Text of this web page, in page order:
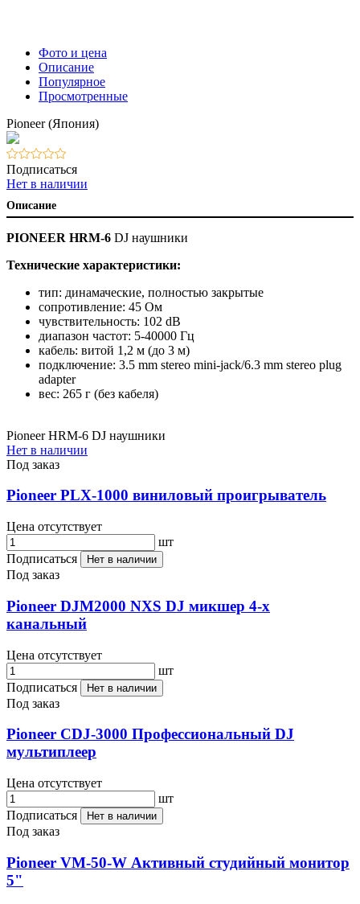
Фото и цена
Описание
Популярное
Просмотренные
Pioneer (Япония)
Подписаться
Нет в наличии
Описание
PIONEER HRM-6 DJ наушники
Технические характеристики:
тип: динамаческие, полностью закрытые
сопротивление: 45 Ом
чувствительность: 102 dB
диапазон частот: 5-40000 Гц
кабель: витой 1,2 м (до 3 м)
подключение: 3.5 mm stereo mini-jack/6.3 mm stereo plug
adapter
вес: 265 г (без кабеля)
Pioneer HRM-6 DJ наушники
Нет в наличии
Под заказ
Pioneer PLX-1000 виниловый проигрыватель
Цена отсутствует
шт
Подписаться
Нет в наличии
Под заказ
Pioneer DJM2000 NXS DJ микшер 4-х
канальный
Цена отсутствует
шт
Подписаться
Нет в наличии
Под заказ
Pioneer CDJ-3000 Профессиональный DJ
мультиплеер
Цена отсутствует
шт
Подписаться
Нет в наличии
Под заказ
Pioneer VM-50-W Активный студийный монитор
5"